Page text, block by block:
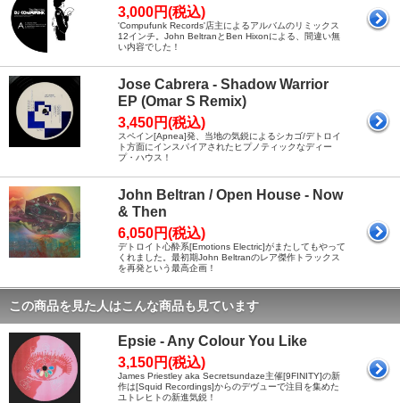
3,000円(税込)
'Compufunk Records'店主によるアルバムのリミックス
12インチ。John BeltranとBen Hixonによる、間違い無
い内容でした！
Jose Cabrera - Shadow Warrior
EP (Omar S Remix)
3,450円(税込)
スペイン[Apnea]発、当地の気鋭によるシカゴ/デトロイ
ト方面にインスパイアされたヒプノティックなディー
プ・ハウス！
John Beltran / Open House - Now
& Then
6,050円(税込)
デトロイト心酔系[Emotions Electric]がまたしてもやって
くれました。最初期John Beltranのレア傑作トラックス
を再発という最高企画！
この商品を見た人はこんな商品も見ています
Epsie - Any Colour You Like
3,150円(税込)
James Priestley aka Secretsundaze主催[9FINITY]の新
作は[Squid Recordings]からのデヴューで注目を集めた
ユトレヒトの新進気鋭！